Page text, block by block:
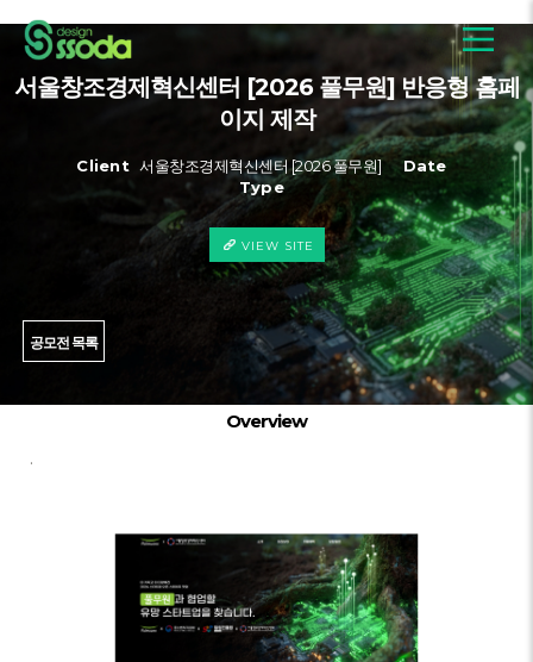
서울창조경제혁신센터 [2026 풀무원] 반응형 홈페
이지 제작
Client 서울창조경제혁신센터 [2026 풀무원]
Date
Type
VIEW SITE
공모전 목록
Overview
.